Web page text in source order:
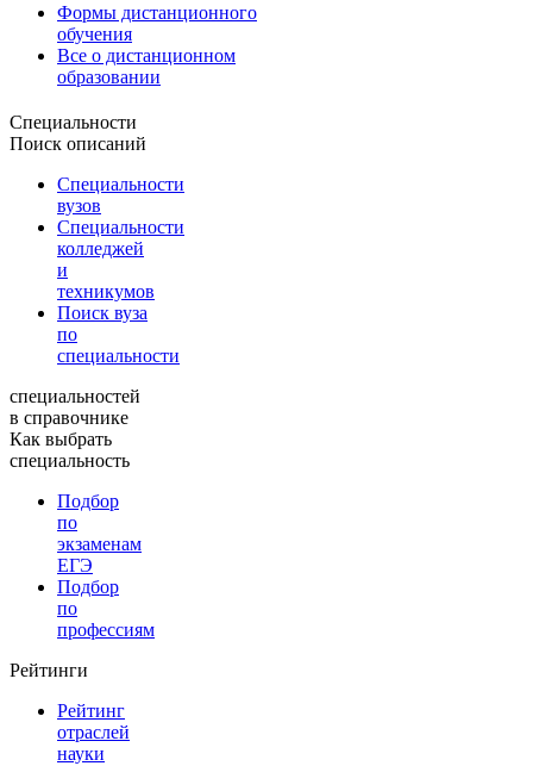
Формы дистанционного
обучения
Все о дистанционном
образовании
Специальности
Поиск описаний
Специальности
вузов
Специальности
колледжей
и
техникумов
Поиск вуза
по
специальности
специальностей
в справочнике
Как выбрать
специальность
Подбор
по
экзаменам
ЕГЭ
Подбор
по
профессиям
Рейтинги
Рейтинг
отраслей
науки